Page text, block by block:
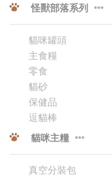
怪獸部落系列
貓咪罐頭
主食糧
零食
貓砂
保健品
逗貓棒
貓咪主糧
真空分裝包